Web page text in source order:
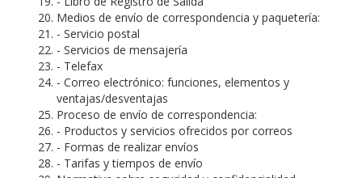
Medios de envío de correspondencia y paquetería:
- Servicio postal
- Servicios de mensajería
- Telefax
- Correo electrónico: funciones, elementos y
ventajas/desventajas
Proceso de envío de correspondencia:
- Productos y servicios ofrecidos por correos
- Formas de realizar envíos
- Tarifas y tiempos de envío